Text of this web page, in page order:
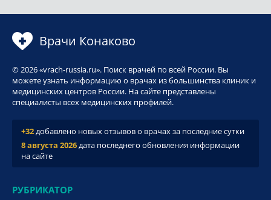
Врачи Конаково
© 2026 «vrach-russia.ru». Поиск врачей по всей России. Вы
можете узнать информацию о врачах из большинства клиник и
медицинских центров России. На сайте представлены
специалисты всех медицинских профилей.
+32добавлено новых отзывов о врачах за последние сутки
8 августа 2026дата последнего обновления информации
на сайте
РУБРИКАТОР